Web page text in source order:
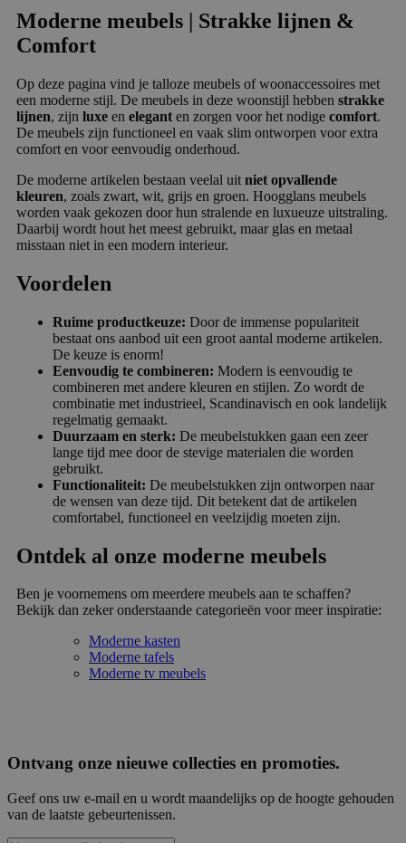
Moderne meubels | Strakke lijnen &
Comfort
Op deze pagina vind je talloze meubels of woonaccessoires met
een moderne stijl. De meubels in deze woonstijl hebben strakke
lijnen, zijn luxe en elegant en zorgen voor het nodige comfort.
De meubels zijn functioneel en vaak slim ontworpen voor extra
comfort en voor eenvoudig onderhoud.
De moderne artikelen bestaan veelal uit niet opvallende
kleuren, zoals zwart, wit, grijs en groen. Hoogglans meubels
worden vaak gekozen door hun stralende en luxueuze uitstraling.
Daarbij wordt hout het meest gebruikt, maar glas en metaal
misstaan niet in een modern interieur.
Voordelen
Ruime productkeuze: Door de immense populariteit
bestaat ons aanbod uit een groot aantal moderne artikelen.
De keuze is enorm!
Eenvoudig te combineren: Modern is eenvoudig te
combineren met andere kleuren en stijlen. Zo wordt de
combinatie met industrieel, Scandinavisch en ook landelijk
regelmatig gemaakt.
Duurzaam en sterk: De meubelstukken gaan een zeer
lange tijd mee door de stevige materialen die worden
gebruikt.
Functionaliteit: De meubelstukken zijn ontworpen naar
de wensen van deze tijd. Dit betekent dat de artikelen
comfortabel, functioneel en veelzijdig moeten zijn.
Ontdek al onze moderne meubels
Ben je voornemens om meerdere meubels aan te schaffen?
Bekijk dan zeker onderstaande categorieën voor meer inspiratie:
Moderne kasten
Moderne tafels
Moderne tv meubels
Ontvang onze nieuwe collecties en promoties.
Geef ons uw e-mail en u wordt maandelijks op de hoogte gehouden
van de laatste gebeurtenissen.